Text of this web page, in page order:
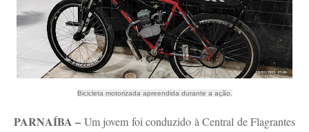
Bicicleta motorizada apreendida durante a ação.
PARNAÍBA – Um jovem foi conduzido à Central de Flagrantes